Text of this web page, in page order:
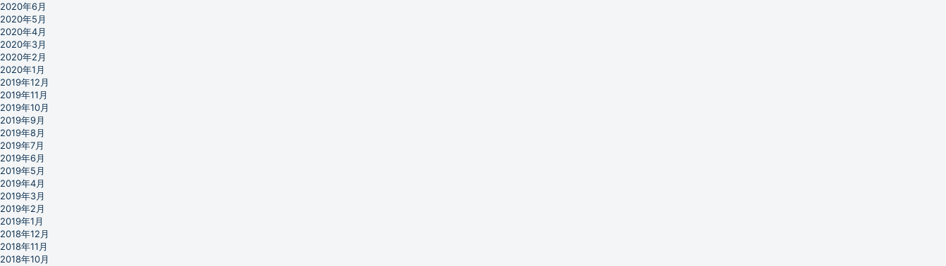
2020年6月
2020年5月
2020年4月
2020年3月
2020年2月
2020年1月
2019年12月
2019年11月
2019年10月
2019年9月
2019年8月
2019年7月
2019年6月
2019年5月
2019年4月
2019年3月
2019年2月
2019年1月
2018年12月
2018年11月
2018年10月